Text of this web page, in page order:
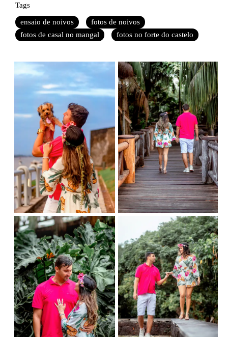
Tags
ensaio de noivos
fotos de noivos
fotos de casal no mangal
fotos no forte do castelo